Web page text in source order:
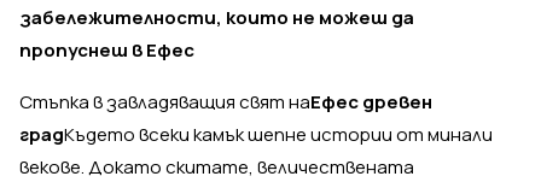
забележителности, които не можеш да
пропуснеш в Ефес
Стъпка в завладяващия свят наЕфес древен
градКъдето всеки камък шепне истории от минали
векове. Докато скитате, величествената